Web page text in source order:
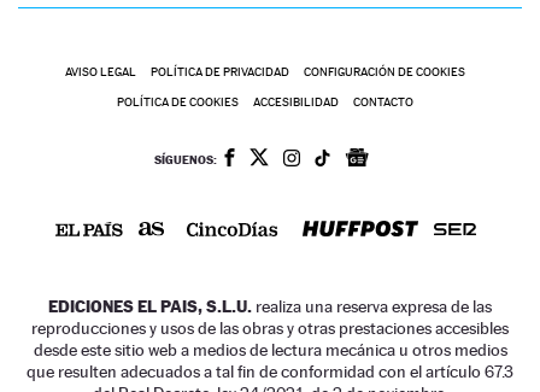
AVISO LEGAL POLÍTICA DE PRIVACIDAD CONFIGURACIÓN DE COOKIES
POLÍTICA DE COOKIES ACCESIBILIDAD CONTACTO
SÍGUENOS:
EDICIONES EL PAIS, S.L.U. realiza una reserva expresa de las
reproducciones y usos de las obras y otras prestaciones accesibles
desde este sitio web a medios de lectura mecánica u otros medios
que resulten adecuados a tal fin de conformidad con el artículo 67.3